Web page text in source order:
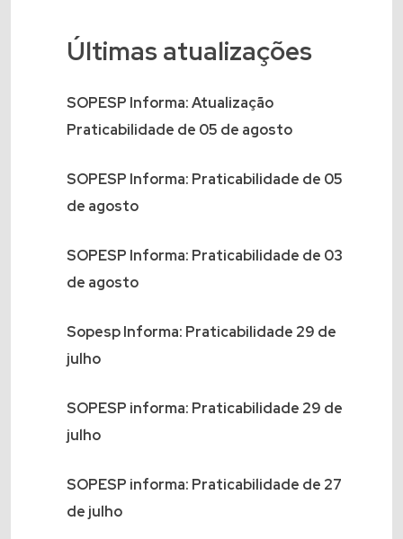
Últimas atualizações
SOPESP Informa: Atualização
Praticabilidade de 05 de agosto
SOPESP Informa: Praticabilidade de 05
de agosto
SOPESP Informa: Praticabilidade de 03
de agosto
Sopesp Informa: Praticabilidade 29 de
julho
SOPESP informa: Praticabilidade 29 de
julho
SOPESP informa: Praticabilidade de 27
de julho